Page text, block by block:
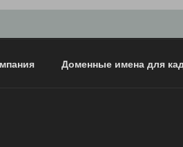
Доменные имена для